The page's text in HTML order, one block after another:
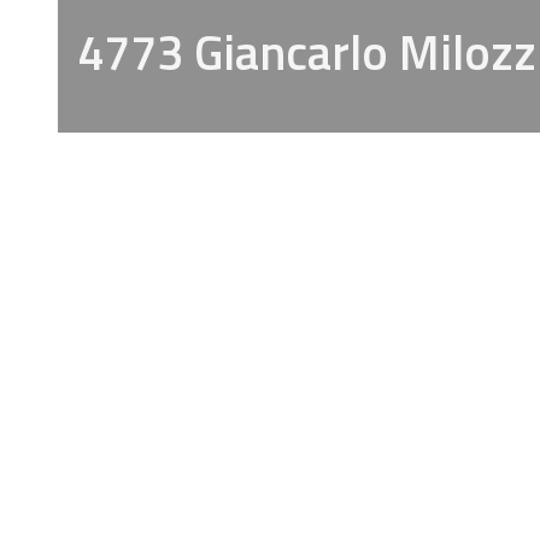
4773 Giancarlo